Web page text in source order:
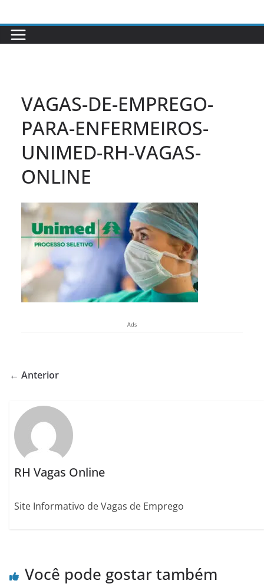
para
o
VAGAS-DE-EMPREGO-
PARA-ENFERMEIROS-
UNIMED-RH-VAGAS-
ONLINE
Ads
← Anterior
RH Vagas Online
Site Informativo de Vagas de Emprego
Você pode gostar também